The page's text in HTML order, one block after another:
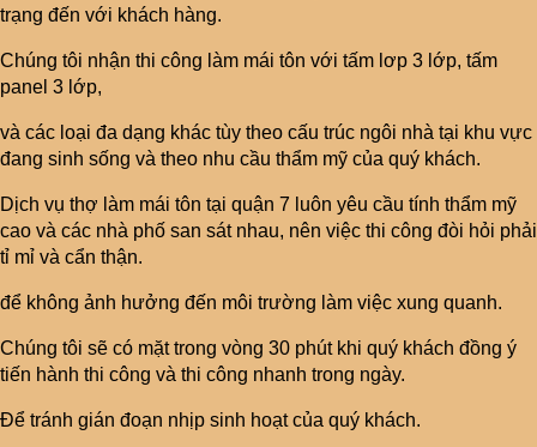
trạng đến với khách hàng.
Chúng tôi nhận thi công làm mái tôn với tấm lơp 3 lớp, tấm
panel 3 lớp,
và các loại đa dạng khác tùy theo cấu trúc ngôi nhà tại khu vực
đang sinh sống và theo nhu cầu thẩm mỹ của quý khách.
Dịch vụ thợ làm mái tôn tại quận 7 luôn yêu cầu tính thẩm mỹ
cao và các nhà phố san sát nhau, nên việc thi công đòi hỏi phải
tỉ mỉ và cẩn thận.
để không ảnh hưởng đến môi trường làm việc xung quanh.
Chúng tôi sẽ có mặt trong vòng 30 phút khi quý khách đồng ý
tiến hành thi công và thi công nhanh trong ngày.
Để tránh gián đoạn nhịp sinh hoạt của quý khách.